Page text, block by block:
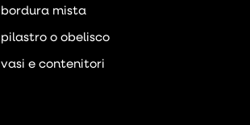
bordura mista
pilastro o obelisco
vasi e contenitori